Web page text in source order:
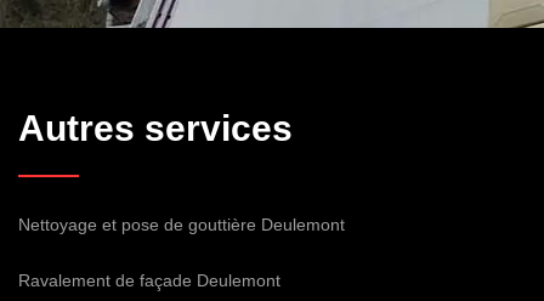
Autres services
Nettoyage et pose de gouttière Deulemont
Ravalement de façade Deulemont